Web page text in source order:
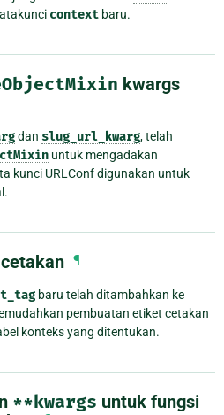
context baru.
kwargs
dan slug_url_kwarg, telah
untuk mengadakan
kunci URLConf digunakan untuk
¶
baru telah ditambahkan ke
pembuatan etiket cetakan
konteks yang ditentukan.
**kwargs untuk fungsi